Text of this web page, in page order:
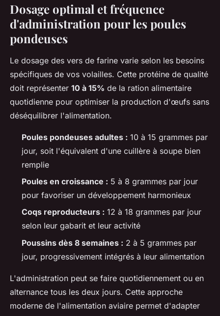
Dosage optimal et fréquence
d'administration pour les poules
pondeuses
Le dosage des vers de farine varie selon les besoins
spécifiques de vos volailles. Cette protéine de qualité
doit représenter 10 à 15% de la ration alimentaire
quotidienne pour optimiser la production d'œufs sans
déséquilibrer l'alimentation.
Poules pondeuses adultes : 10 à 15 grammes par
jour, soit l'équivalent d'une cuillère à soupe bien
remplie
Poules en croissance : 5 à 8 grammes par jour
pour favoriser un développement harmonieux
Coqs reproducteurs : 12 à 18 grammes par jour
selon leur gabarit et leur activité
Poussins dès 8 semaines : 2 à 5 grammes par
jour, progressivement intégrés à leur alimentation
L'administration peut se faire quotidiennement ou en
alternance tous les deux jours. Cette approche
moderne de l'alimentation aviaire permet d'adapter